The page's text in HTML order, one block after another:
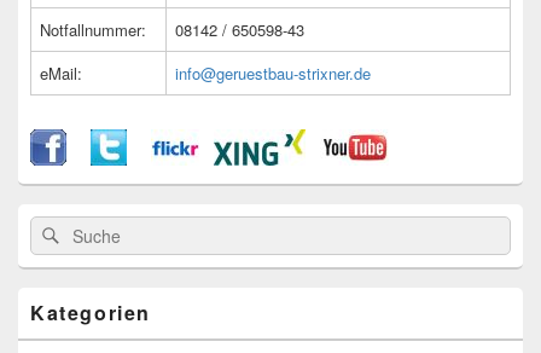
Notfallnummer:
08142 / 650598-43
eMail:
info@geruestbau-strixner.de
Suche
nach:
Suche
Kategorien